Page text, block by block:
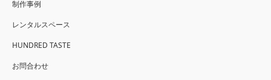
制作事例
レンタルスペース
HUNDRED TASTE
お問合わせ